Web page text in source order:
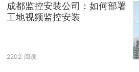
成都监控安装公司：如何部署
工地视频监控安装
2202 阅读